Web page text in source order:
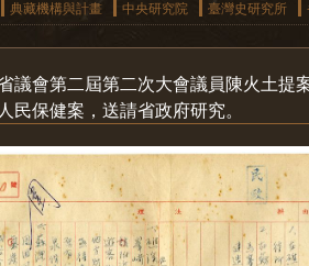
典藏機構與計畫 中央研究院 臺灣史研究所
議會第二屆第二次大會議員陳火土
民保健案，送請省政府研究。